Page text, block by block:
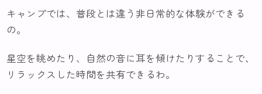
キャンプでは、普段とは違う非日常的な体験ができる
の。
星空を眺めたり、自然の音に耳を傾けたりすることで、
リラックスした時間を共有できるわ。